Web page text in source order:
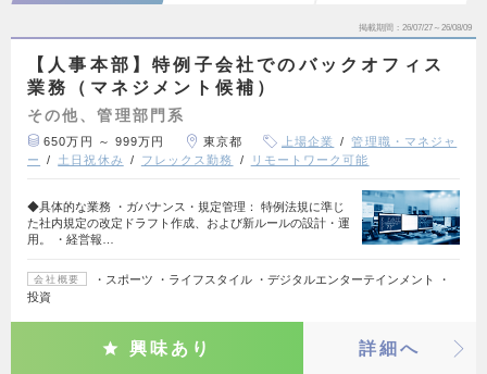
掲載期間 26/07/27～26/08/09
【人事本部】特例子会社でのバックオフィス
業務（マネジメント候補）
その他、管理部門系
650万円 ～ 999万円 東京都 上場企業
管理職・マネジャ
ー
土日祝休み フレックス勤務 リモートワーク可能
◆具体的な業務 ・ガバナンス・規定管理： 特例法規に準じ
た社内規定の改定ドラフト作成、および新ルールの設計・運
用。 ・経営報…
会社概要
・スポーツ ・ライフスタイル ・デジタルエンターテインメント ・
投資
興味あり 詳細へ